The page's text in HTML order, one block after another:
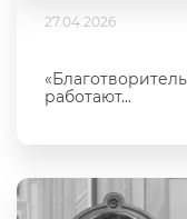
27.04.2026
работают...